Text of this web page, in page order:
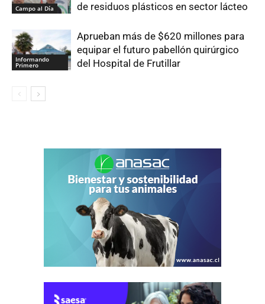
Campo al Día
de residuos plásticos en sector lácteo
Informando
Primero
Aprueban más de $620 millones para
equipar el futuro pabellón quirúrgico
del Hospital de Frutillar